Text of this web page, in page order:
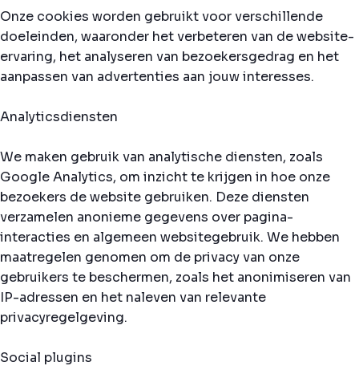
Onze cookies worden gebruikt voor verschillende
doeleinden, waaronder het verbeteren van de website-
ervaring, het analyseren van bezoekersgedrag en het
aanpassen van advertenties aan jouw interesses.
Analyticsdiensten
We maken gebruik van analytische diensten, zoals
Google Analytics, om inzicht te krijgen in hoe onze
bezoekers de website gebruiken. Deze diensten
verzamelen anonieme gegevens over pagina-
interacties en algemeen websitegebruik. We hebben
maatregelen genomen om de privacy van onze
gebruikers te beschermen, zoals het anonimiseren van
IP-adressen en het naleven van relevante
privacyregelgeving.
Social plugins